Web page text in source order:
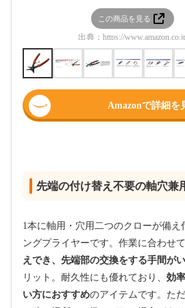
この商品を見る
出典： https://
Amazonで詳細を
先端の付け替え不要の軸穴兼
1本に軸用・穴用二つのクローが備え
ングプライヤーです。作業に合わせて
えでき、先端部の交換をする手間が
リット。耐久性にも優れており、 効
い方におすすめのアイテムです。た